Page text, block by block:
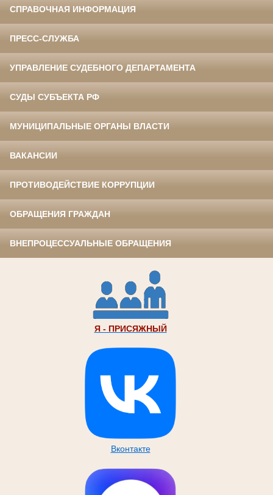
СПРАВОЧНАЯ ИНФОРМАЦИЯ
ПРЕСС-СЛУЖБА
УПРАВЛЕНИЕ СУДЕБНОГО ДЕПАРТАМЕНТА
СУДЫ СУБЪЕКТА РФ
МУНИЦИПАЛЬНЫЕ ОРГАНЫ ВЛАСТИ
ВАКАНСИИ
ПРОТИВОДЕЙСТВИЕ КОРРУПЦИИ
ОБРАЩЕНИЯ ГРАЖДАН
ВНЕПРОЦЕССУАЛЬНЫЕ ОБРАЩЕНИЯ
Я - ПРИСЯЖНЫЙ
Вконтакте